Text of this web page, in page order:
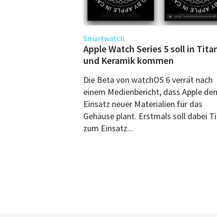
Smartwatch
Apple Watch Series 5 soll in
und Keramik kommen
Die Beta von watchOS 6 verrät nach
einem Medienbericht, dass Apple den
Einsatz neuer Materialien für das
Gehäuse plant. Erstmals soll dabei
zum Einsatz...